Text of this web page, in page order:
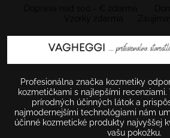
Profesionálna značka kozmetiky
kozmetičkami s najlepšími
prírodných účinných látok a
najmodernejšími technológiami nám
účinné kozmetické produkty najvyššej
vašu pokožku.